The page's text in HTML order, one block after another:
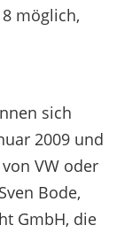
möglich,
sich
2009 und
VW oder
Bode,
GmbH, die